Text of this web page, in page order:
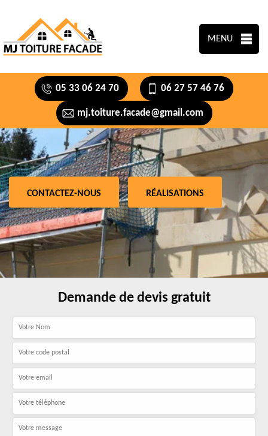
MENU
05 33 06 24 70 06 27 57 46 76
mj.toiture.facade@gmail.com
CONTACTEZ-NOUS RÉALISATIONS
Demande de devis gratuit